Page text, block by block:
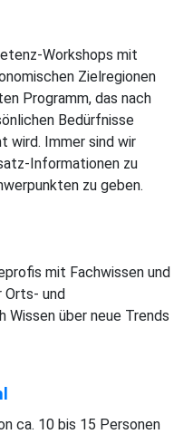
Workshops mit
Zielregionen
Programm, das nach
Bedürfnisse
wird. Immer sind wir
Informationen zu
zu geben.
mit Fachwissen und
Orts- und
Wissen über neue Trends
ca. 10 bis 15 Personen